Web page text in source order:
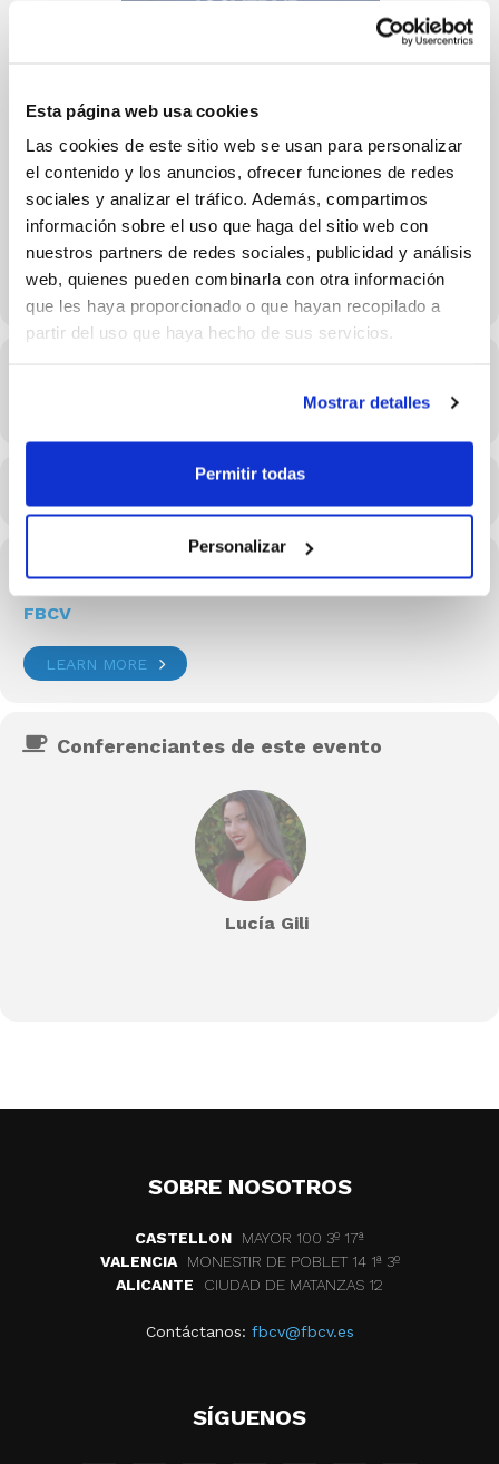
Esta página web usa cookies
Las cookies de este sitio web se usan para personalizar
el contenido y los anuncios, ofrecer funciones de redes
sociales y analizar el tráfico. Además, compartimos
información sobre el uso que haga del sitio web con
nuestros partners de redes sociales, publicidad y análisis
web, quienes pueden combinarla con otra información
que les haya proporcionado o que hayan recopilado a
partir del uso que haya hecho de sus servicios.
Mostrar detalles
Permitir todas
Personalizar
FBCV
LEARN MORE
Conferenciantes de este evento
Lucía Gili
SOBRE NOSOTROS
CASTELLON
MAYOR 100 3º 17ª
VALENCIA
MONESTIR DE POBLET 14 1ª 3º
ALICANTE
CIUDAD DE MATANZAS 12
Contáctanos: fbcv@fbcv.es
SÍGUENOS